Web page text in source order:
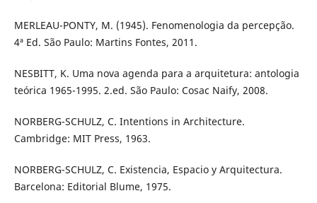
MERLEAU-PONTY, M. (1945). Fenomenologia da percepção.
4ª Ed. São Paulo: Martins Fontes, 2011.
NESBITT, K. Uma nova agenda para a arquitetura: antologia
teórica 1965-1995. 2.ed. São Paulo: Cosac Naify, 2008.
NORBERG-SCHULZ, C. Intentions in Architecture.
Cambridge: MIT Press, 1963.
NORBERG-SCHULZ, C. Existencia, Espacio y Arquitectura.
Barcelona: Editorial Blume, 1975.